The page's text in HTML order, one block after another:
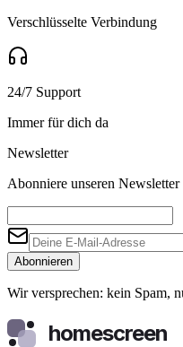
Verschlüsselte Verbindung
24/7 Support
Immer für dich da
Newsletter
Abonniere unseren
Abonnieren
Wir versprechen: kein Spam,
homescreen